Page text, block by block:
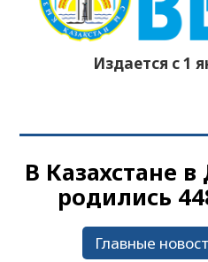
Издается с 1
В Казахстане
родились
Главные